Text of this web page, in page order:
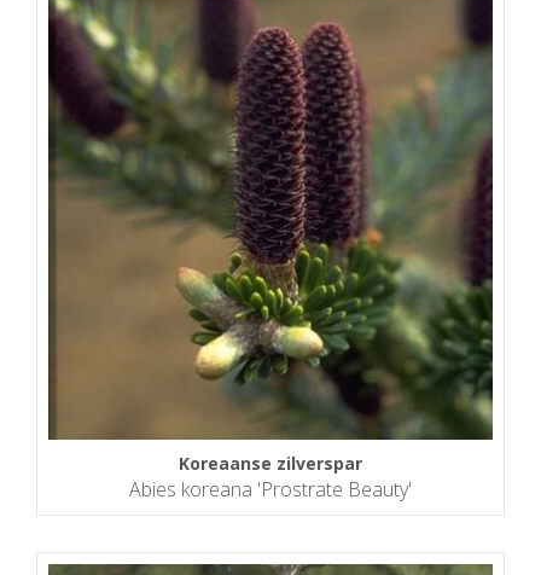
Koreaanse zilverspar
Abies koreana 'Prostrate Beauty'